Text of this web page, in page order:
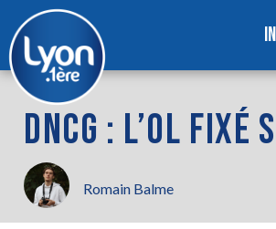
DNCG : L’OL FIXÉ
Romain Balme